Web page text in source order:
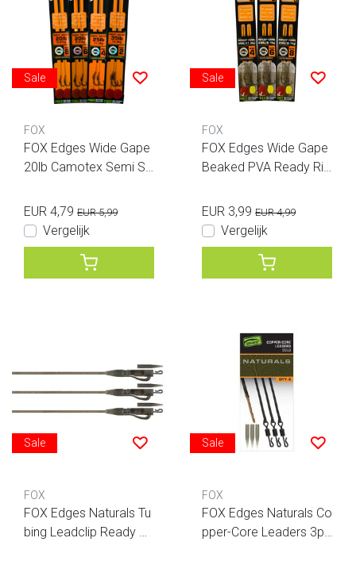
Sale
FOX
FOX Edges Wide Gape
20lb Camotex Semi Sti
EUR 4,79 EUR 5,99
Vergelijk
Sale
FOX
FOX Edges Wide Gape
Beaked PVA Ready Rig
EUR 3,99 EUR 4,99
Vergelijk
Sale
FOX
FOX Edges Naturals Tu
bing Leadclip Ready Ri
Sale
FOX
FOX Edges Naturals Co
pper-Core Leaders 3pc